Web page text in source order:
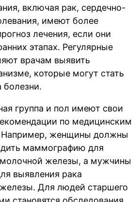
включая рак, сердечно-
имеют более
лечения, если они
этапах. Регулярные
врачам выявить
которые могут стать
болезни.
группа и пол имеют свои
по медицинским
Например, женщины должны
маммографию для
железы, а мужчины
выявления рака
железы. Для людей старшего